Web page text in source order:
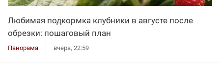
Любимая подкормка клубники в августе после
обрезки: пошаговый план
Панорама вчера, 22:59